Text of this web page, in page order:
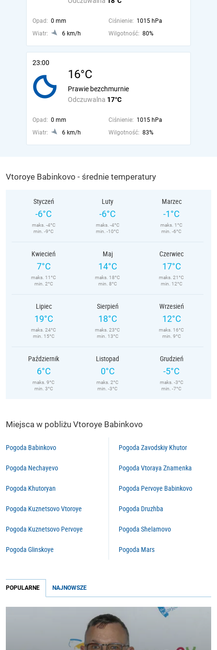
Opad: 0 mm Ciśnienie: 1015 hPa
Wiatr:
6 km/h Wilgotność: 80%
23:00
16°C
Odczuwalna 17°C
Prawie bezchmurnie
Opad: 0 mm Ciśnienie: 1015 hPa
Wiatr:
6 km/h Wilgotność: 83%
Vtoroye Babinkovo - średnie temperatury
Styczeń
-6°C
maks. -4°C
min. -9°C
Luty
-6°C
maks. -4°C
min. -10°C
Marzec
-1°C
maks. 1°C
min. -6°C
Kwiecień
7°C
maks. 11°C
min. 2°C
Maj
14°C
maks. 18°C
min. 8°C
Czerwiec
17°C
maks. 21°C
min. 12°C
Lipiec
19°C
maks. 24°C
min. 15°C
Sierpień
18°C
maks. 23°C
min. 13°C
Wrzesień
12°C
maks. 16°C
min. 9°C
Październik
6°C
maks. 9°C
min. 3°C
Listopad
0°C
maks. 2°C
min. -3°C
Grudzień
-5°C
maks. -3°C
min. -7°C
Miejsca w pobliżu Vtoroye Babinkovo
Pogoda Babinkovo
Pogoda Nechayevo
Pogoda Khutoryan
Pogoda Kuznetsovo Vtoroye
Pogoda Kuznetsovo Pervoye
Pogoda Glinskoye
Pogoda Zavodskiy Khutor
Pogoda Vtoraya Znamenka
Pogoda Pervoye Babinkovo
Pogoda Druzhba
Pogoda Shelamovo
Pogoda Mars
POPULARNE NAJNOWSZE